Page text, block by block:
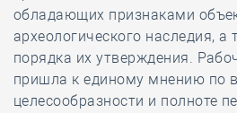
обладающих признаками
археологического наследия, а
порядка их утверждения.
пришла к единому мнению по
целесообразности и полноте